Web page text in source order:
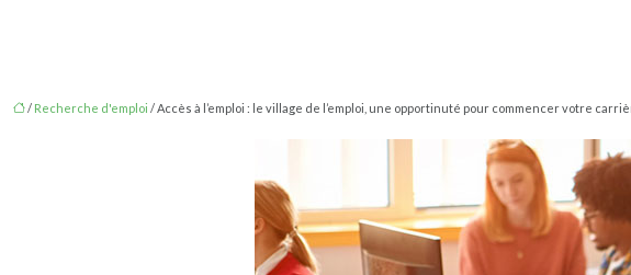
/ Recherche d'emploi / Accès à l’emploi : le village de l’emploi, une opportinuté pour commencer votre